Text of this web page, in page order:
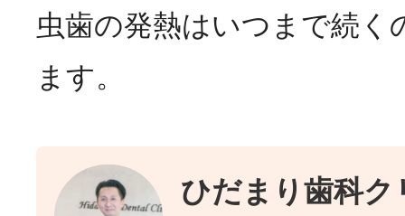
虫歯の発熱はいつまで続く
ます。
ひだまり歯科ク